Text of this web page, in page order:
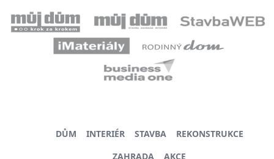
DŮM INTERIÉR STAVBA
REKONSTRUKCE
ZAHRADA
AKCE